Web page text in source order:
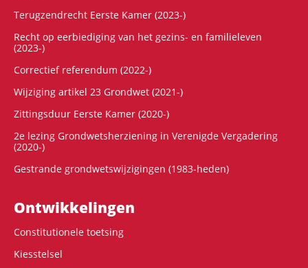
Terugzendrecht Eerste Kamer (2023-)
Recht op eerbiediging van het gezins- en familieleven
(2023-)
Correctief referendum (2022-)
Wijziging artikel 23 Grondwet (2021-)
Zittingsduur Eerste Kamer (2020-)
2e lezing Grondwetsherziening in Verenigde Vergadering
(2020-)
Gestrande grondwetswijzigingen (1983-heden)
Ontwikke­lingen
Constitutionele toetsing
Kiesstelsel